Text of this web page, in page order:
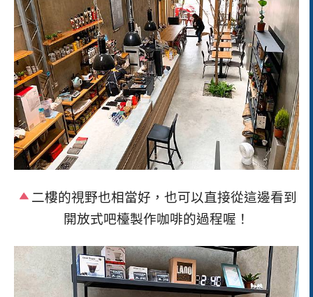
二樓的視野也相當好，也可以直接從這邊看到
開放式吧檯製作咖啡的過程喔！